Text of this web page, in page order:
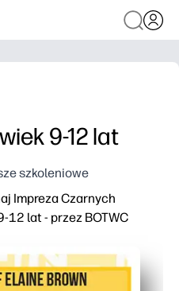
9-12 lat
szkoleniowe
Impreza Czarnych
12 lat - przez BOTWC
przygotowanie, dzięki czemu
spotyka się z historią -